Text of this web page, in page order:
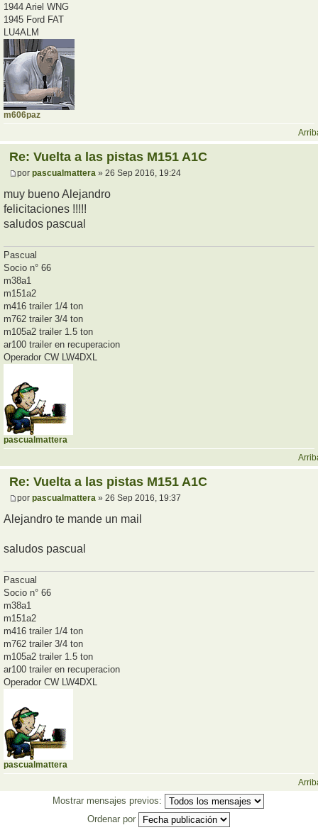
1944 Ariel WNG
1945 Ford FAT
LU4ALM
m606paz
Re: Vuelta a las pistas M151 A1C
por pascualmattera » 26 Sep 2016, 19:24
muy bueno Alejandro
felicitaciones !!!!!
saludos pascual
Pascual
Socio n° 66
m38a1
m151a2
m416 trailer 1/4 ton
m762 trailer 3/4 ton
m105a2 trailer 1.5 ton
ar100 trailer en recuperacion
Operador CW LW4DXL
pascualmattera
Re: Vuelta a las pistas M151 A1C
por pascualmattera » 26 Sep 2016, 19:37
Alejandro te mande un mail
saludos pascual
Pascual
Socio n° 66
m38a1
m151a2
m416 trailer 1/4 ton
m762 trailer 3/4 ton
m105a2 trailer 1.5 ton
ar100 trailer en recuperacion
Operador CW LW4DXL
pascualmattera
Mostrar mensajes previos:
Ordenar por